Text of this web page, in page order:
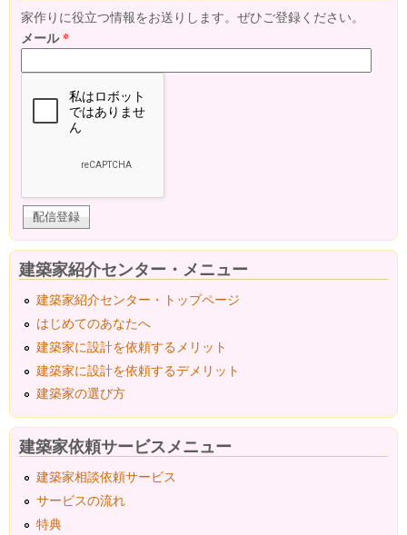
家作りに役立つ情報をお送りします。ぜひご登録ください。
メール*
建築家紹介センター・メニュー
建築家紹介センター・トップページ
はじめてのあなたへ
建築家に設計を依頼するメリット
建築家に設計を依頼するデメリット
建築家の選び方
建築家依頼サービスメニュー
建築家相談依頼サービス
サービスの流れ
特典